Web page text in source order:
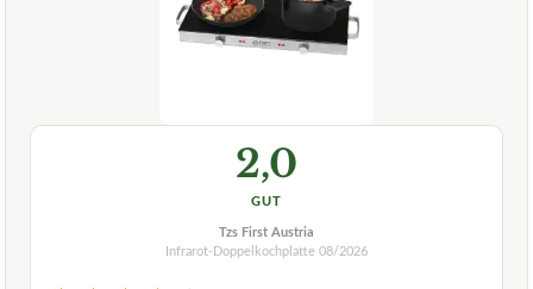
2,0
GUT
Tzs First Austria
Infrarot-Doppelkochplatte 08/2026